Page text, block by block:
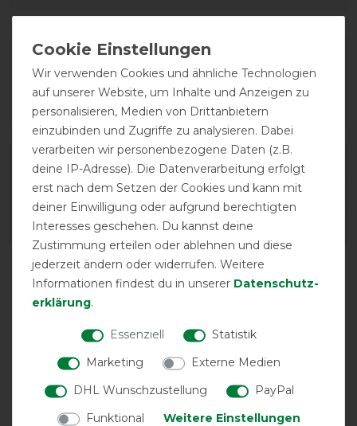
Varianten-ID: 75767
SKU:AARQL0-KJI0-45
EAN:0649982250722
abnehmbar
Wir verwenden Cookies und ähnliche Technologien
auf unserer Website, um Inhalte und Anzeigen zu
personalisieren, Medien von Drittanbietern
einzubinden und Zugriffe zu analysieren. Dabei
verarbeiten wir personenbezogene Daten (z.B.
deine IP-Adresse). Die Datenverarbeitung erfolgt
erst nach dem Setzen der Cookies und kann mit
deiner Einwilligung oder aufgrund berechtigten
Interesses geschehen. Du kannst deine
Zustimmung erteilen oder ablehnen und diese
jederzeit ändern oder widerrufen. Weitere
Informationen findest du in unserer Daten­schutz­
erklärung.
Essenziell
Statistik
Marketing
Externe Medien
DHL Wunschzustellung
PayPal
Funktional
Weitere Einstellungen